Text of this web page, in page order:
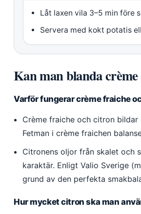
Låt laxen vila 3–5 min före
Servera med kokt potatis
Kan man blanda
Varför fungerar crème fraiche
Crème fraiche och citron bildar
Fetman i crème fraichen
Citronens oljor från skalet och
karaktär. Enligt Valio Sverige
grund av den perfekta
Hur mycket citron ska man